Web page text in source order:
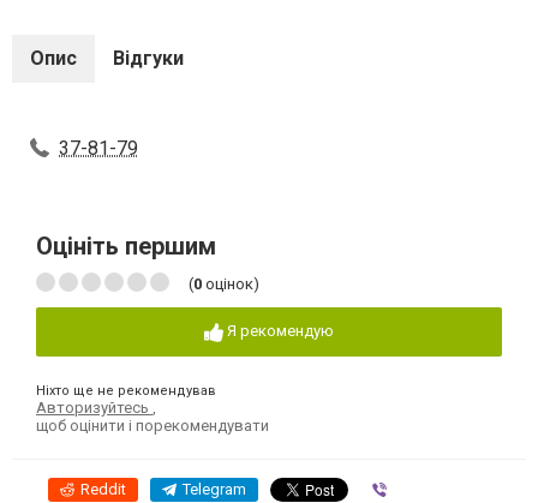
Опис Відгуки
37-81-79
Оцініть першим
(0 оцінок)
Я рекомендую
Ніхто ще не рекомендував
Авторизуйтесь
щоб оцінити і порекомендувати
Reddit Telegram